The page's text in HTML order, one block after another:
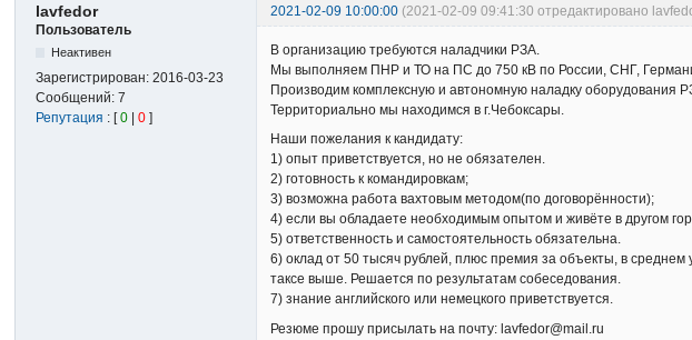
lavfedor 2021-02-09 10:00:00 (2021-02-09 09:41:30 отредактировано
Пользователь
Неактивен
Зарегистрирован:2016-03-23
Сообщений:7
Репутация : [0 |0 ]
В организацию требуются наладчики РЗА.
Мы выполняем ПНР и ТО на ПС до 750 кВ по России, СНГ,
Производим комплексную и автономную наладку оборудования
Территориально мы находимся в г.Чебоксары.
Наши пожелания к кандидату:
1) опыт приветствуется, но не обязателен.
2) готовность к командировкам;
3) возможна работа вахтовым методом(по договорённости);
4) если вы обладаете необходимым опытом и живёте в другом
5) ответственность и самостоятельность обязательна.
6) оклад от 50 тысяч рублей, плюс премия за объекты, в
таксе выше. Решается по результатам собеседования.
7) знание английского или немецкого приветствуется.
Резюме прошу присылать на почту: lavfedor@mail.ru